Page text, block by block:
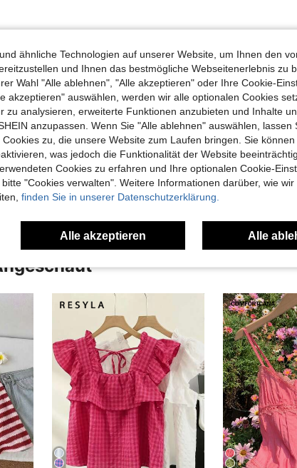
einfach nur empfehlen
Hilfreich (3)
ähnliche Technologien auf unserer Website, um Ihnen den
und Ihnen das bestmögliche Webseitenerlebnis zu
Wahl "Alle ablehnen", "Alle akzeptieren" oder Ihre Cookie-
akzeptieren" auswählen, werden wir alle optionalen Cookies
zu analysieren, erweiterte Funktionen anzubieten und Inhalte
anzupassen. Wenn Sie "Alle ablehnen" auswählen, lassen
zu, die unsere Website zum Laufen bringen. Sie
was jedoch die Funktionalität der Website
Cookies zu erfahren und Ihre optionalen Cookie-
"Cookies verwalten". Weitere Informationen darüber, wie
finden Sie in unserer Datenschutzerklärung.
Alle akzeptieren Alle